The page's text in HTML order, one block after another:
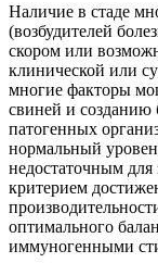
Наличие в стаде
(возбудителей
скором или
клинической или
многие факторы
свиней и созданию
патогенных
нормальный
недостаточным
критерием
оптимального
иммуногенными